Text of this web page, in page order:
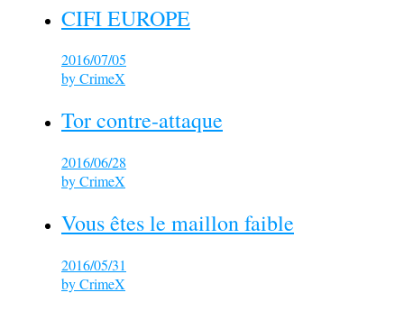
CIFI EUROPE
2016/07/05
byCrimeX
Tor contre-attaque
2016/06/28
byCrimeX
Vous êtes le maillon faible
2016/05/31
byCrimeX